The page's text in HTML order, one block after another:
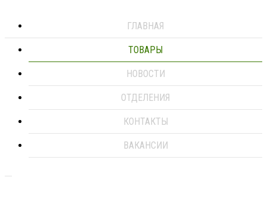
ГЛАВНАЯ
ТОВАРЫ
НОВОСТИ
ОТДЕЛЕНИЯ
КОНТАКТЫ
ВАКАНСИИ